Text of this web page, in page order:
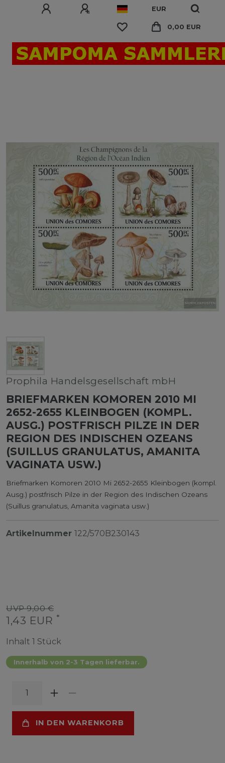
EUR
0,00 EUR
Prophila Handelsgesellschaft mbH
BRIEFMARKEN KOMOREN 2010 MI
2652-2655 KLEINBOGEN (KOMPL.
AUSG.) POSTFRISCH PILZE IN DER
REGION DES INDISCHEN OZEANS
(SUILLUS GRANULATUS, AMANITA
VAGINATA USW.)
Briefmarken Komoren 2010 Mi 2652-2655 Kleinbogen (kompl.
Ausg.) postfrisch Pilze in der Region des Indischen Ozeans
(Suillus granulatus, Amanita vaginata usw.)
Artikelnummer 122/570B230143
UVP 9,00 €
1,43 EUR *
Inhalt 1 Stück
Innerhalb von 2-3 Tagen lieferbar.
IN DEN WARENKORB